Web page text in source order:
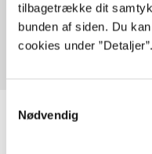
tilbagetrække dit
bunden af siden. Du
cookies under ”Detaljer”.
Nødvendig
Fra